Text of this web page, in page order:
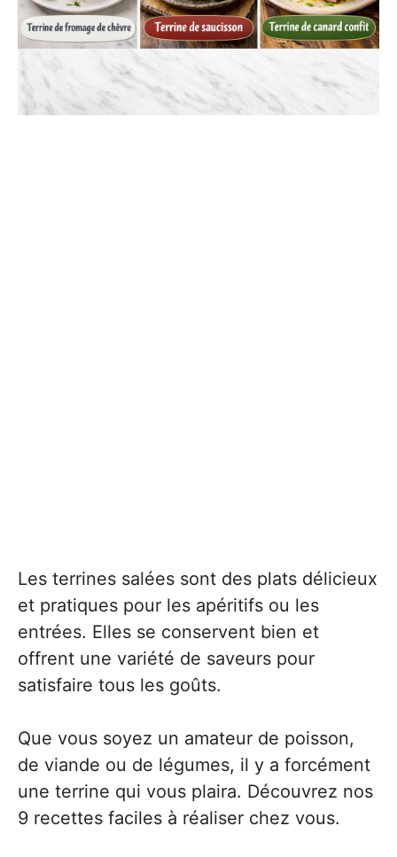
Les terrines salées sont des plats délicieux
et pratiques pour les apéritifs ou les
entrées. Elles se conservent bien et
offrent une variété de saveurs pour
satisfaire tous les goûts.
Que vous soyez un amateur de poisson,
de viande ou de légumes, il y a forcément
une terrine qui vous plaira. Découvrez nos
9 recettes faciles à réaliser chez vous.